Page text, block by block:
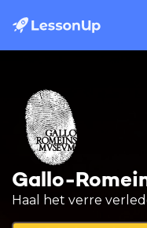
Gallo-
Haal het verre